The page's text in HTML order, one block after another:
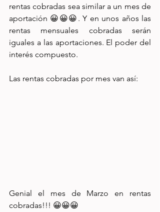
rentas cobradas sea similar a un mes de
aportación 😀😀😀. Y en unos años las
rentas mensuales cobradas serán
iguales a las aportaciones. El poder del
interés compuesto.
Las rentas cobradas por mes van así:
Genial el mes de Marzo en rentas
cobradas!!! 😀😀😀